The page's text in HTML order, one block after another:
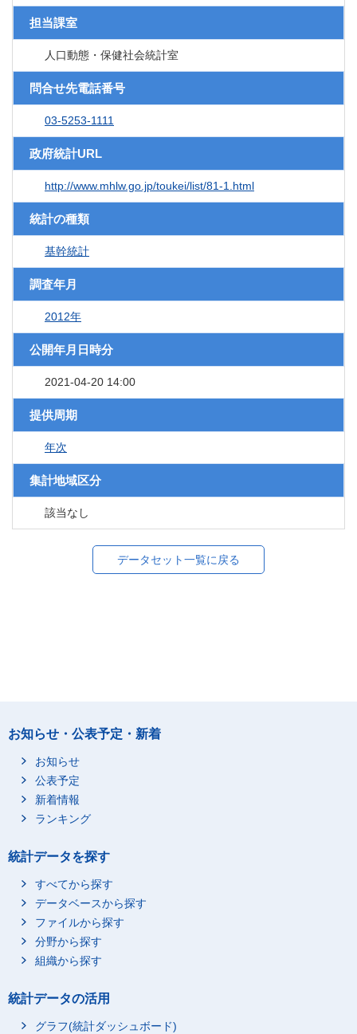
担当課室
人口動態・保健社会統計室
問合せ先電話番号
03-5253-1111
政府統計URL
http://www.mhlw.go.jp/toukei/list/81-1.html
統計の種類
基幹統計
調査年月
2012年
公開年月日時分
2021-04-20 14:00
提供周期
年次
集計地域区分
該当なし
データセット一覧に戻る
お知らせ・公表予定・新着
お知らせ
公表予定
新着情報
ランキング
統計データを探す
すべてから探す
データベースから探す
ファイルから探す
分野から探す
組織から探す
統計データの活用
グラフ(統計ダッシュボード)